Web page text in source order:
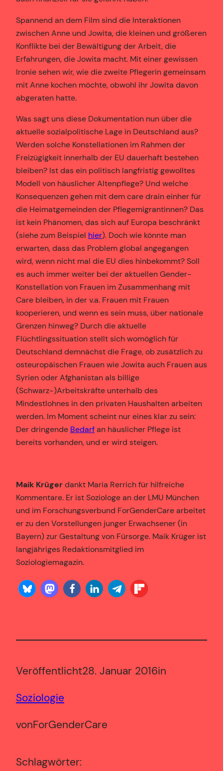
Spannend an dem Film sind die Interaktionen
zwischen Anne und Jowita, die kleinen und größeren
Konflikte bei der Bewältigung der Arbeit, die
Erfahrungen, die Jowita macht. Mit einer gewissen
Ironie sehen wir, wie die zweite Pflegerin gemeinsam
mit Anne kochen möchte, obwohl ihr Jowita davon
abgeraten hatte.
Was sagt uns diese Dokumentation nun über die
aktuelle sozialpolitische Lage in Deutschland aus?
Werden solche Konstellationen im Rahmen der
Freizügigkeit innerhalb der EU dauerhaft bestehen
bleiben? Ist das ein politisch langfristig gewolltes
Modell von häuslicher Altenpflege? Und welche
Konsequenzen gehen mit dem care drain einher für
die Heimatgemeinden der Pflegemigrantinnen? Das
ist kein Phänomen, das sich auf Europa beschränkt
(siehe zum Beispiel hier). Doch wie könnte man
erwarten, dass das Problem global angegangen
wird, wenn nicht mal die EU dies hinbekommt? Soll
es auch immer weiter bei der aktuellen Gender-
Konstellation von Frauen im Zusammenhang mit
Care bleiben, in der v.a. Frauen mit Frauen
kooperieren, und wenn es sein muss, über nationale
Grenzen hinweg? Durch die aktuelle
Flüchtlingssituation stellt sich womöglich für
Deutschland demnächst die Frage, ob zusätzlich zu
osteuropäischen Frauen wie Jowita auch Frauen aus
Syrien oder Afghanistan als billige
(Schwarz-)Arbeitskräfte unterhalb des
Mindestlohnes in den privaten Haushalten arbeiten
werden. Im Moment scheint nur eines klar zu sein:
Der dringende Bedarfan häuslicher Pflege ist
bereits vorhanden, und er wird steigen.
Maik Krügerdankt Maria Rerrich für hilfreiche
Kommentare. Er ist Soziologe an der LMU München
und im Forschungsverbund ForGenderCare arbeitet
er zu den Vorstellungen junger Erwachsener (in
Bayern) zur Gestaltung von Fürsorge. Maik Krüger ist
langjähriges Redaktionsmitglied im
Soziologiemagazin.
Veröffentlicht28. Januar 2016in
Soziologie
vonForGenderCare
Schlagwörter: